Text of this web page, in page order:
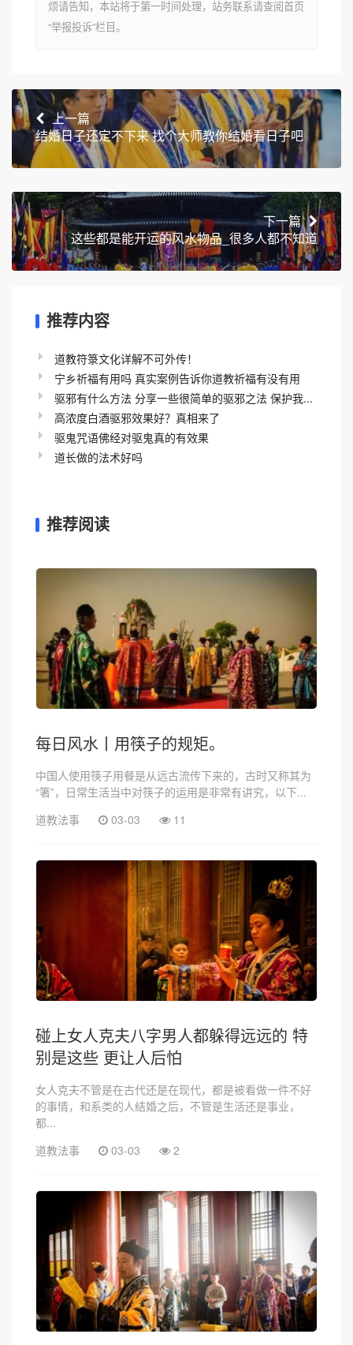
烦请告知，本站将于第一时间处理，站务联系请查阅首页
“举报投诉”栏目。
上一篇
结婚日子还定不下来 找个大师教你结婚看日子吧
下一篇
这些都是能开运的风水物品_很多人都不知道
推荐内容
道教符箓文化详解不可外传！
宁乡祈福有用吗 真实案例告诉你道教祈福有没有用
驱邪有什么方法 分享一些很简单的驱邪之法 保护我...
高浓度白酒驱邪效果好？真相来了
驱鬼咒语佛经对驱鬼真的有效果
道长做的法术好吗
推荐阅读
每日风水丨用筷子的规矩。
中国人使用筷子用餐是从远古流传下来的，古时又称其为
“箸”，日常生活当中对筷子的运用是非常有讲究，以下...
道教法事
03-03 11
碰上女人克夫八字男人都躲得远远的 特
别是这些 更让人后怕
女人克夫不管是在古代还是在现代，都是被看做一件不好
的事情，和系类的人结婚之后，不管是生活还是事业，
都...
道教法事
03-03 2